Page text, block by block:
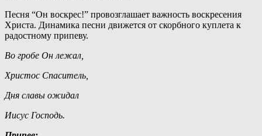
Песня “Он воскрес!” провозглашает важность воскресения
Христа. Динамика песни движется от скорбного куплета к
радостному припеву.
Во гробе Он лежал,
Христос Спаситель,
Дня славы ожидал
Иисус Господь.